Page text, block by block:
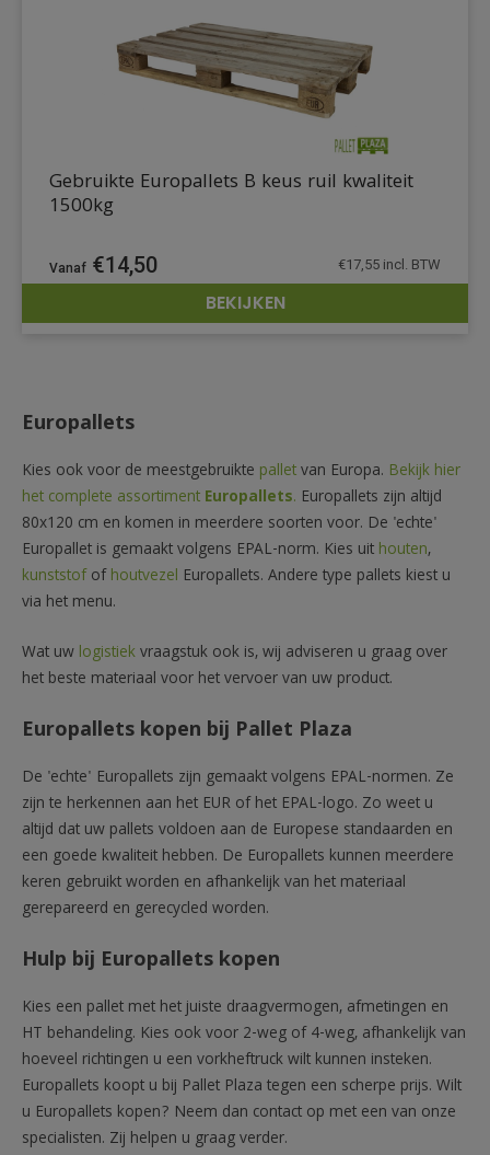
DETAILS
Gebruikte Europallets B keus ruil kwaliteit
1500kg
€14,50 €17,55 incl. BTW
BEKIJKEN
Europallets
Kies ook voor de meestgebruikte palletvan Europa. Bekijk hier
het complete assortiment Europallets. Europallets zijn altijd
80x120 cm en komen in meerdere soorten voor. De 'echte'
Europallet is gemaakt volgens EPAL-norm. Kies uit houten,
kunststofofhoutvezel Europallets. Andere type pallets kiest u
via het menu.
Wat uw logistiekvraagstuk ook is, wij adviseren u graag over
het beste materiaal voor het vervoer van uw product.
Europallets kopen bij Pallet Plaza
De 'echte' Europallets zijn gemaakt volgens EPAL-normen. Ze
zijn te herkennen aan het EUR of het EPAL-logo. Zo weet u
altijd dat uw pallets voldoen aan de Europese standaarden en
een goede kwaliteit hebben. De Europallets kunnen meerdere
keren gebruikt worden en afhankelijk van het materiaal
gerepareerd en gerecycled worden.
Hulp bij Europallets kopen
Kies een pallet met het juiste draagvermogen, afmetingen en
HT behandeling. Kies ook voor 2-weg of 4-weg, afhankelijk van
hoeveel richtingen u een vorkheftruck wilt kunnen insteken.
Europallets koopt u bij Pallet Plaza tegen een scherpe prijs. Wilt
u Europallets kopen? Neem dan contact op met een van onze
specialisten. Zij helpen u graag verder.